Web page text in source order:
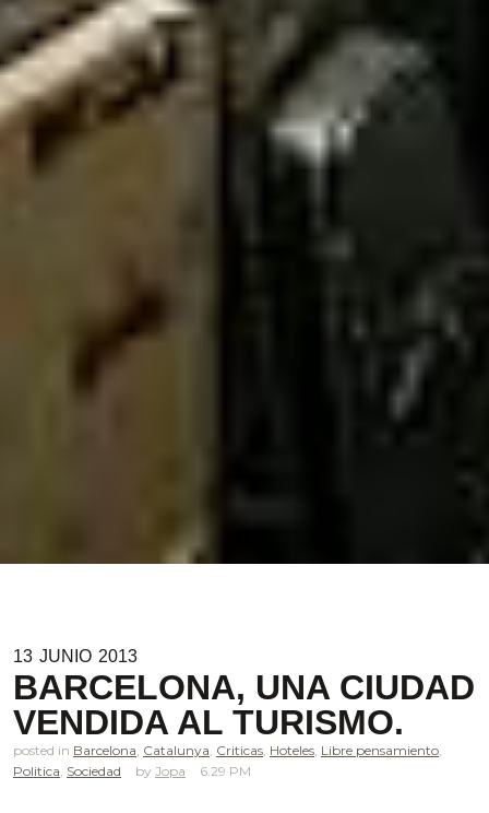
13 JUNIO 2013
BARCELONA, UNA CIUDAD
VENDIDA AL TURISMO.
posted in Barcelona Catalunya Criticas Hoteles Libre pensamiento
Politica Sociedad Jopa 6.29 PM